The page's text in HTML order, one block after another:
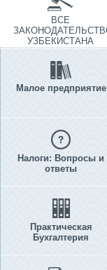
ВСЕ
УЗБЕКИСТАНА
Малое предприятие
Налоги: Вопросы и
ответы
Практическая
Бухгалтерия